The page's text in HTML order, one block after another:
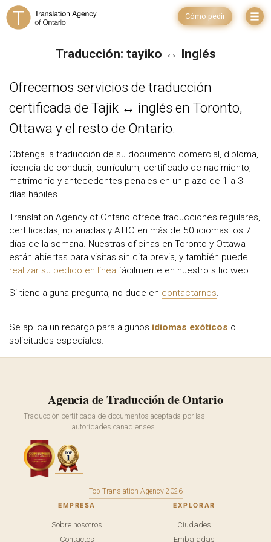
Cómo pedir
Traducción: tayiko ↔ Inglés
Ofrecemos servicios de traducción
certificada de Tajik ↔ inglés en Toronto,
Ottawa y el resto de Ontario.
Obtenga la traducción de su documento comercial, diploma,
licencia de conducir, currículum, certificado de nacimiento,
matrimonio y antecedentes penales en un plazo de 1 a 3
días hábiles.
Translation Agency of Ontario ofrece traducciones regulares,
certificadas, notariadas y ATIO en más de 50 idiomas los 7
días de la semana. Nuestras oficinas en Toronto y Ottawa
están abiertas para visitas sin cita previa, y también puede
realizar su pedido en línea fácilmente en nuestro sitio web.
Si tiene alguna pregunta, no dude en contactarnos.
Se aplica un recargo para algunos idiomas exóticos o
solicitudes especiales.
Agencia de Traducción de Ontario
Traducción certificada de documentos aceptada por las
autoridades canadienses.
Top Translation Agency 2026
EMPRESA
Sobre nosotros
Contactos
EXPLORAR
Ciudades
Embajadas